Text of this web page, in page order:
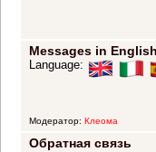
Messages in
Language:
Модератор: Клеома
Обратная связь